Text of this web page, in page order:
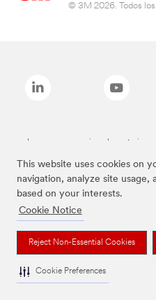
This website uses cookies on
navigation, analyze site
based on your interests.
Cookie Notice
Reject Non-Essential Cookies
Cookie Preferences
© 3M 2026. Todos los
Las marcas mencionadas